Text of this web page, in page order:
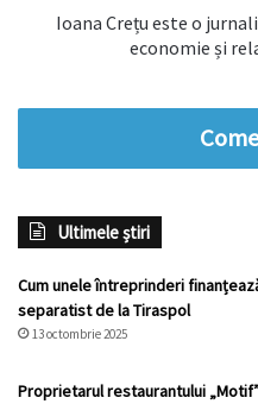
Ioana Crețu este o
economie și
Ultimele știri
Cum unele întreprinderi
separatist de la Tiraspol
13 octombrie 2025
Proprietarul restaurantului